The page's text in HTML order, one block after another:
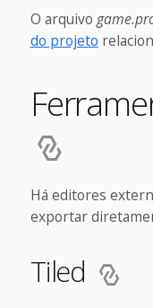
O arquivo
do projeto
Há editores
exportar
Tiled